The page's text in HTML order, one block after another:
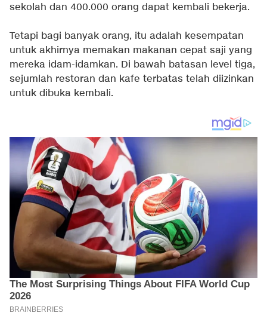
sekolah dan 400.000 orang dapat kembali bekerja.
Tetapi bagi banyak orang, itu adalah kesempatan
untuk akhirnya memakan makanan cepat saji yang
mereka idam-idamkan. Di bawah batasan level tiga,
sejumlah restoran dan kafe terbatas telah diizinkan
untuk dibuka kembali.